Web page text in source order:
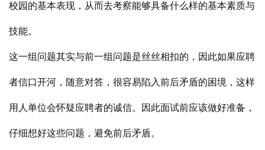
校园的基本表现，从而去考察能够具备什么样的基本素质与
技能。
这一组问题其实与前一组问题是丝丝相扣的，因此如果应聘
者信口开河，随意对答，很容易陷入前后矛盾的困境，这样
用人单位会怀疑应聘者的诚信。因此面试前应该做好准备，
仔细想好这些问题，避免前后矛盾。